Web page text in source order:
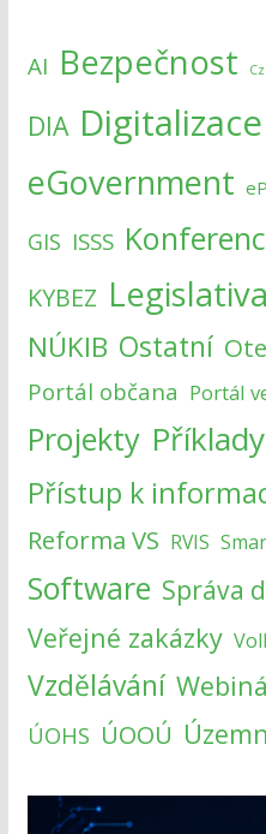
AI Bezpečnost
DIA Digitalizace
eGovernment
GIS ISSS
KYBEZ Legislativa
NÚKIB Ostatní
Portál občana Portál
Projekty
Přístup k
Reforma VS RVIS
Software Správa
Veřejné zakázky
Vzdělávání
ÚOHS ÚOOÚ